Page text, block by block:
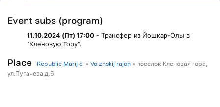
Event subs (program)
11.10.2024 (Пт) 17:00 - Трансфер из Йошкар-Олы в
"Кленовую Гору".
Place Republic Marij el » Volzhskij rajon » поселок Кленовая гора,
ул.Пугачева,д.6